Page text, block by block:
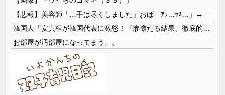
【悲報】美容師「…手は尽くしました」おば「ｱｯ…ｯｽ…」→
お部屋が汚部屋になってまう、、